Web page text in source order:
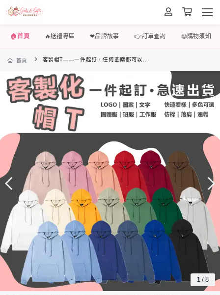
🏠首頁 🔥送禮專區 ❤品牌故事 👉訂單查詢 📖購物須知
首頁 客製帽T——一件起訂，任何圖案都可以傳給我們印製！
1 / 8